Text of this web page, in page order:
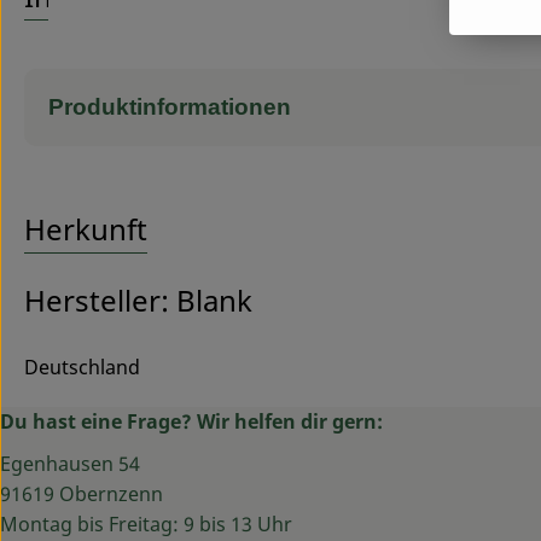
Produktinformationen
Herkunft
Hersteller: Blank
Deutschland
Du hast eine Frage? Wir helfen dir gern:
Egenhausen 54
91619 Obernzenn
Montag bis Freitag: 9 bis 13 Uhr